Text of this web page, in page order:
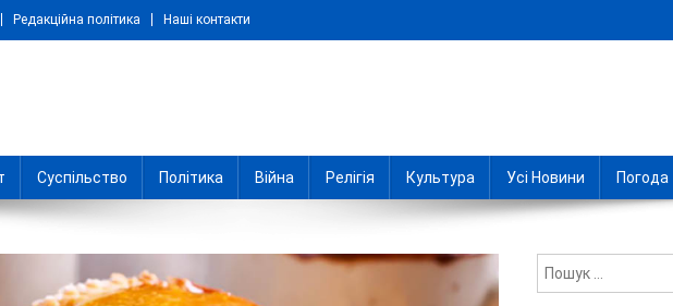
Редакційна політика Наші контакти
Суспільство Політика Війна Релігія Культура Усі Новини Погода